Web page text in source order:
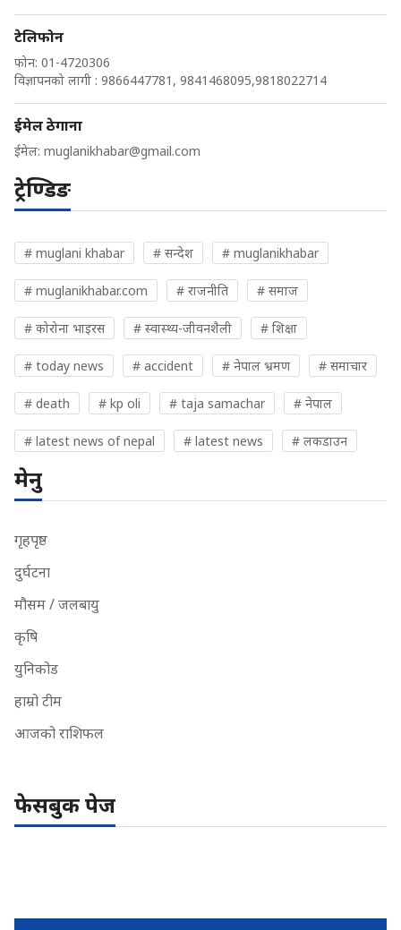
टेलिफोन
फोन: 01-4720306
विज्ञापनको लागी : 9866447781, 9841468095,9818022714
ईमेल ठेगाना
ईमेल: muglanikhabar@gmail.com
ट्रेण्डिङ
# muglani khabar # सन्देश # muglanikhabar
# muglanikhabar.com # राजनीति # समाज
# कोरोना भाइरस # स्वास्थ्य-जीवनशैली # शिक्षा
# today news # accident # नेपाल भ्रमण # समाचार
# death # kp oli # taja samachar # नेपाल
# latest news of nepal # latest news # लकडाउन
मेनु
गृहपृष्ठ
दुर्घटना
मौसम / जलबायु
कृषि
युनिकोड
हाम्रो टीम
आजको राशिफल
फेसबुक पेज